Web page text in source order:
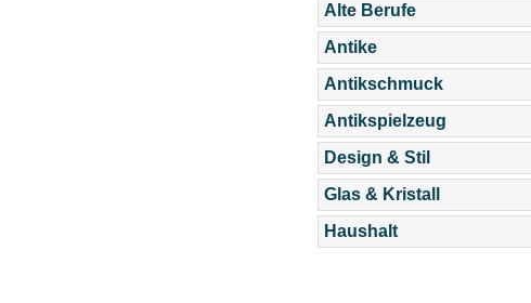
Alte Berufe
Antike
Antikschmuck
Antikspielzeug
Design & Stil
Glas & Kristall
Haushalt